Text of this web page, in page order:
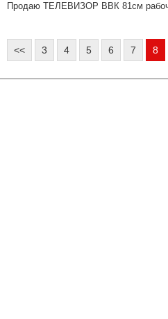
Продаю ТЕЛЕВИЗОР ВВК 81см
<< 3 4 5 6 7 8